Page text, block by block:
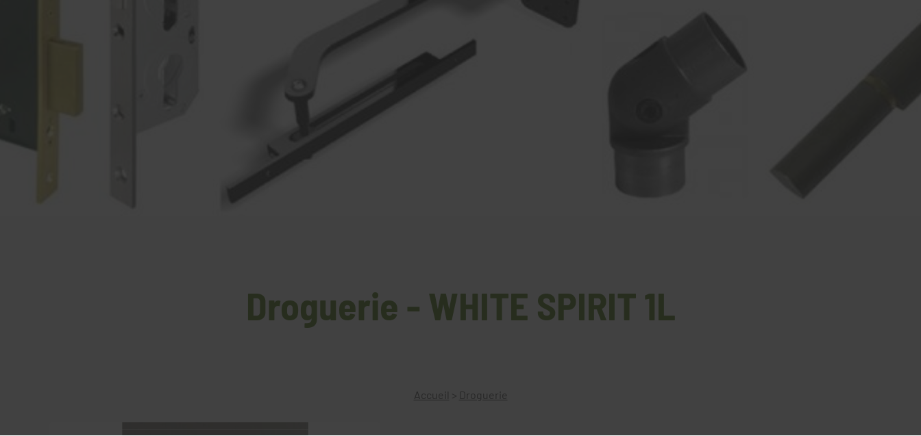
Droguerie - WHITE SPIRIT 1L
Accueil > Droguerie